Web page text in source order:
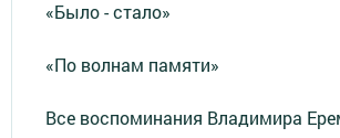
«Было - стало»
«По волнам памяти»
Все воспоминания Владимира